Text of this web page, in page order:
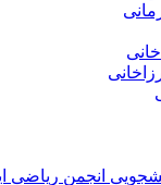
انجمن ریاضی